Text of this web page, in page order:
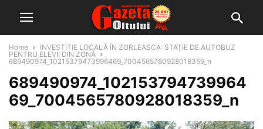
Home
INVESTIȚIE LOCALĂ ÎN ZORLEASCA: STAȚIE DE AUTOBUZ
PENTRU ELEVII DIN ZONĂ
689490974_10215379473996469_7004565780928018359_n
689490974_102153794739964
69_7004565780928018359_n